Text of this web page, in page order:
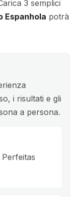
3 semplici
Espanhola potrà
i risultati e gli
a persona.